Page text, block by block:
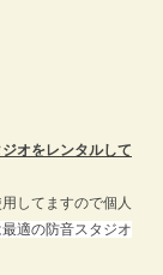
オをレンタルして
してますので個人
適の防音スタジオ